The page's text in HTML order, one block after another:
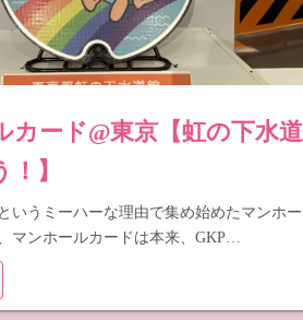
カード@東京【虹の下水道
】
いうミーハーな理由で集め始めたマンホー
マンホールカードは本来、GKP…